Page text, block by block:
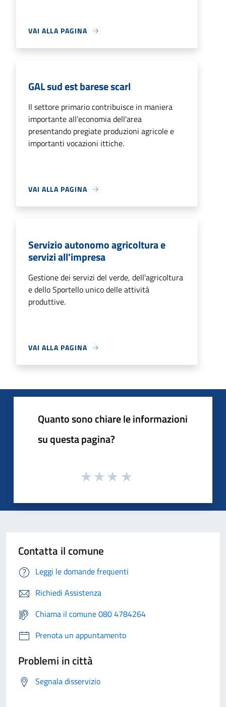
VAI ALLA PAGINA
GAL sud est barese scarl
Il settore primario contribuisce in maniera
importante all'economia dell'area
presentando pregiate produzioni agricole e
importanti vocazioni ittiche.
VAI ALLA PAGINA
Servizio autonomo agricoltura e
servizi all'impresa
Gestione dei servizi del verde, dell'agricoltura
e dello Sportello unico delle attività
produttive.
VAI ALLA PAGINA
Quanto sono chiare le informazioni
su questa pagina?
Contatta il comune
Leggi le domande frequenti
Richiedi Assistenza
Chiama il comune 080 4784264
Prenota un appuntamento
Problemi in città
Segnala disservizio